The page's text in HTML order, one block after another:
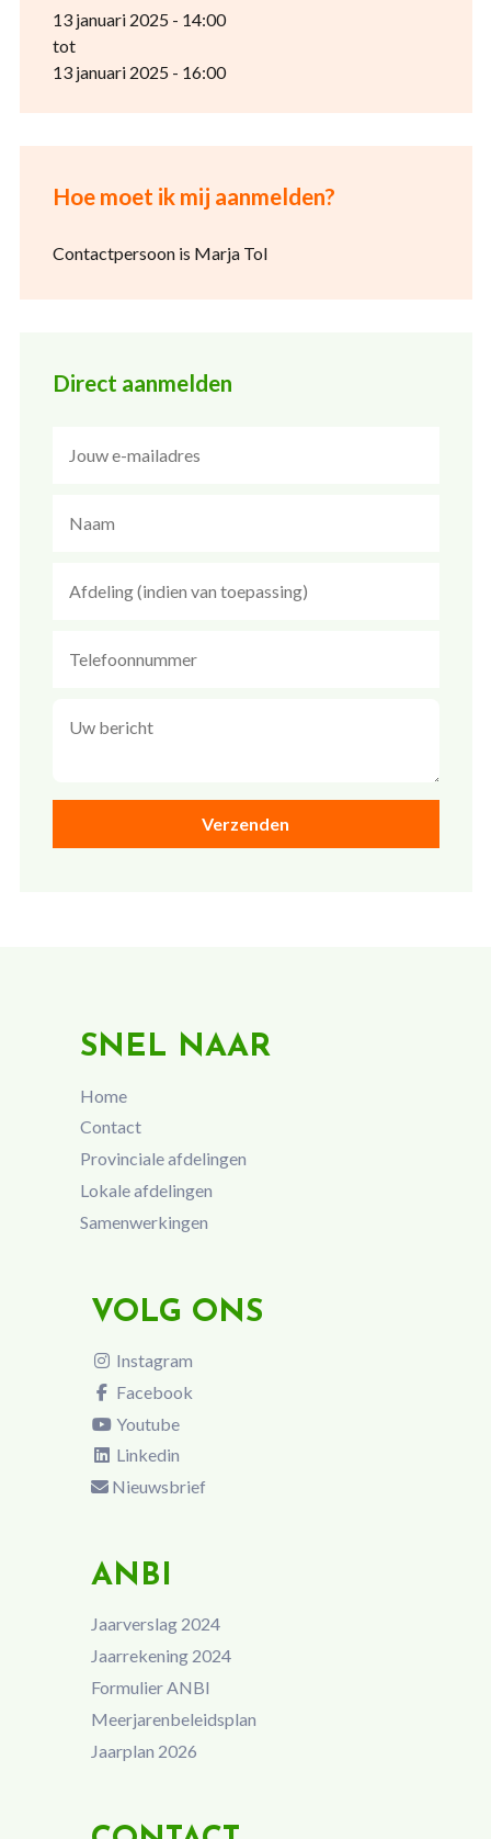
13 januari 2025 - 14:00
tot
13 januari 2025 - 16:00
Hoe moet ik mij aanmelden?
Contactpersoon is Marja Tol
Direct aanmelden
SNEL NAAR
Home
Contact
Provinciale afdelingen
Lokale afdelingen
Samenwerkingen
VOLG ONS
Instagram
Facebook
Youtube
Linkedin
Nieuwsbrief
ANBI
Jaarverslag 2024
Jaarrekening 2024
Formulier ANBI
Meerjarenbeleidsplan
Jaarplan 2026